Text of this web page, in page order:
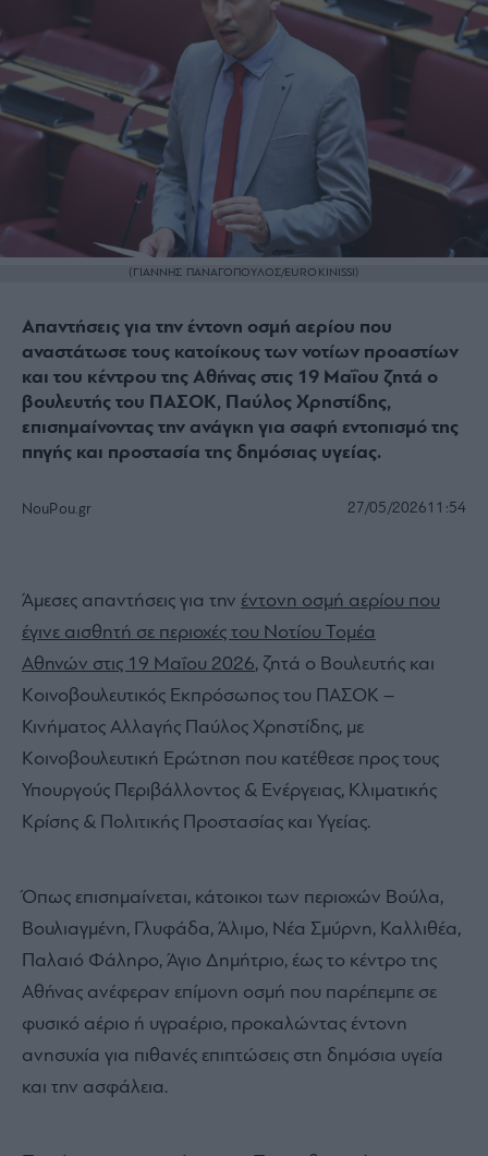
(ΓΙΑΝΝΗΣ ΠΑΝΑΓΟΠΟΥΛΟΣ/EUROKINISSI)
Απαντήσεις για την έντονη οσμή αερίου που
αναστάτωσε τους κατοίκους των νοτίων προαστίων
και του κέντρου της Αθήνας στις 19 Μαΐου ζητά ο
βουλευτής του ΠΑΣΟΚ, Παύλος Χρηστίδης,
επισημαίνοντας την ανάγκη για σαφή εντοπισμό της
πηγής και προστασία της δημόσιας υγείας.
NouPou.gr 27/05/202611:54
Άμεσες απαντήσεις για την έντονη οσμή αερίου που
έγινε αισθητή σε περιοχές του Νοτίου Τομέα
Αθηνών στις 19 Μαΐου 2026, ζητά ο Βουλευτής και
Κοινοβουλευτικός Εκπρόσωπος του ΠΑΣΟΚ –
Κινήματος Αλλαγής Παύλος Χρηστίδης, με
Κοινοβουλευτική Ερώτηση που κατέθεσε προς τους
Υπουργούς Περιβάλλοντος & Ενέργειας, Κλιματικής
Κρίσης & Πολιτικής Προστασίας και Υγείας.
Όπως επισημαίνεται, κάτοικοι των περιοχών Βούλα,
Βουλιαγμένη, Γλυφάδα, Άλιμο, Νέα Σμύρνη, Καλλιθέα,
Παλαιό Φάληρο, Άγιο Δημήτριο, έως το κέντρο της
Αθήνας ανέφεραν επίμονη οσμή που παρέπεμπε σε
φυσικό αέριο ή υγραέριο, προκαλώντας έντονη
ανησυχία για πιθανές επιπτώσεις στη δημόσια υγεία
και την ασφάλεια.